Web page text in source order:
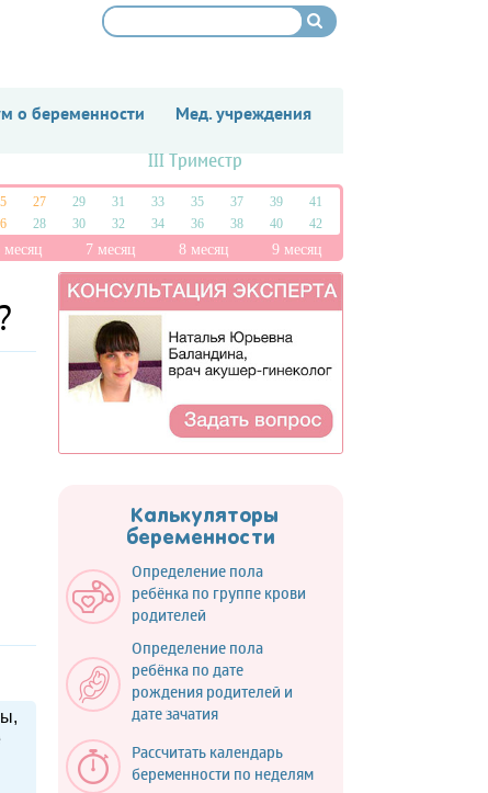
о беременности Мед. учреждения
III Триместр
27 29 31 33 35 37 39
41
28 30 32 34 36 38 40 42
месяц 7 месяц 8 месяц 9 месяц
Калькуляторы
беременности
Определение пола
ребёнка по группе крови
родителей
Определение пола
ребёнка по дате
рождения родителей и
дате зачатия
Рассчитать календарь
беременности по неделям